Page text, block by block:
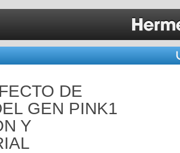
DE
GEN PINK1
Y